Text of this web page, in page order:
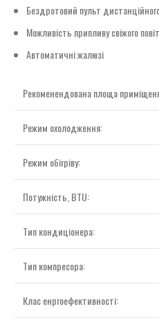
Бездротовий пульт
Можливість припливу свіжого
Автоматичні жалюзі
Рекоменендована площа
Режим охолодження:
Режим обігріву:
Потужність, BTU:
Тип кондиціонера:
Тип компресора:
Клас енргоефективності: